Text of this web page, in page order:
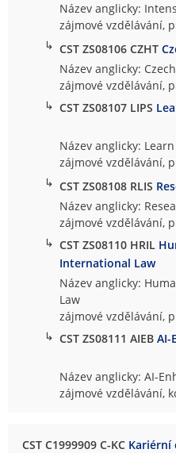
Název anglicky:
zájmové vzdělávání,
↳ CST ZS08106 CZHT
Název anglicky:
zájmové vzdělávání,
↳ CST ZS08107 LIPS
Název anglicky:
zájmové vzdělávání,
↳ CST ZS08108 RLIS
Název anglicky:
zájmové vzdělávání,
↳ CST ZS08110 HRIL
International Law
Název anglicky:
Law
zájmové vzdělávání,
↳ CST ZS08111 AIEBAI-
Název anglicky: AI-
zájmové vzdělávání,
CST C1999909 C-KC Kariérní